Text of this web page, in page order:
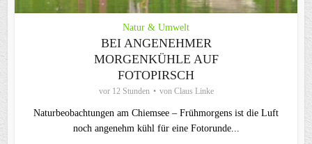
Natur & Umwelt
BEI ANGENEHMER
MORGENKÜHLE AUF
FOTOPIRSCH
vor 12 Stunden von Claus Linke
Naturbeobachtungen am Chiemsee – Frühmorgens ist die Luft
noch angenehm kühl für eine Fotorunde...